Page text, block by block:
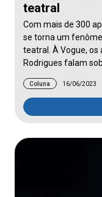
teatral
Com mais de 300
se torna um
teatral. À Vogue,
Rodrigues falam
Coluna 16/06/2023